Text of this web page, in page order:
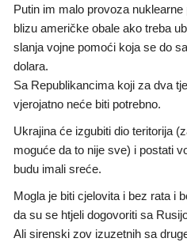
Putin im malo provoza
blizu američke obale ako treba
slanja vojne pomoći koja se do
dolara.
Sa Republikancima koji za dva
vjerojatno neće biti potrebno.
Ukrajina će izgubiti dio teritorija
moguće da to nije sve) i postati
budu imali sreće.
Mogla je biti cjelovita i bez rata i
da su se htjeli dogovoriti sa
Ali sirenski zov izuzetnih sa